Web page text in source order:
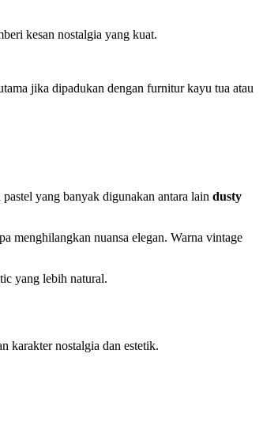
kesan nostalgia yang kuat.
jika dipadukan dengan furnitur kayu tua atau
yang banyak digunakan antara lain dusty
menghilangkan nuansa elegan. Warna vintage
yang lebih natural.
karakter nostalgia dan estetik.